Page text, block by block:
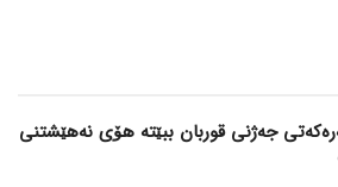
جەژنی قوربان ببێتە هۆی نەهێشتنی